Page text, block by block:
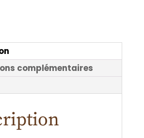
complémentaires